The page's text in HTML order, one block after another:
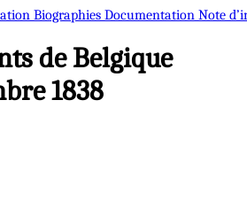
Biographies Documentation Note
de Belgique
1838